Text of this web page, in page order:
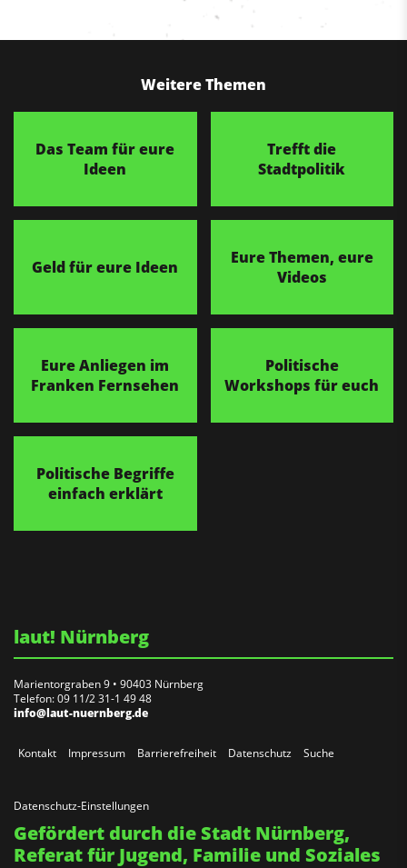
Weitere Themen
Das Team für eure
Ideen
Trefft die
Stadtpolitik
Geld für eure Ideen
Eure Themen, eure
Videos
Eure Anliegen im
Franken Fernsehen
Politische
Workshops für euch
Politische Begriffe
einfach erklärt
laut! Nürnberg
Marientorgraben 9 • 90403 Nürnberg
Telefon: 09 11/2 31-1 49 48
info@laut-nuernberg.de
Kontakt Impressum Barrierefreiheit Datenschutz Suche
Datenschutz-Einstellungen
Gefördert durch die Stadt Nürnberg,
Referat für Jugend, Familie und Soziales